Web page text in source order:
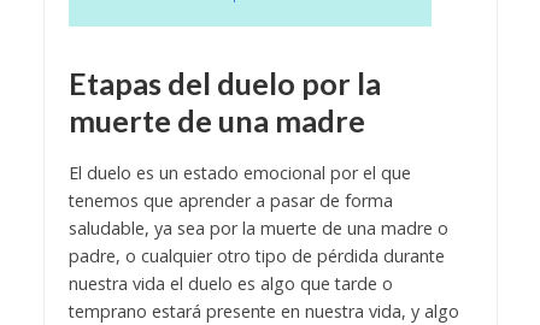
Etapas del duelo por la
muerte de una madre
El duelo es un estado emocional por el que
tenemos que aprender a pasar de forma
saludable, ya sea por la muerte de una madre o
padre, o cualquier otro tipo de pérdida durante
nuestra vida el duelo es algo que tarde o
temprano estará presente en nuestra vida, y algo